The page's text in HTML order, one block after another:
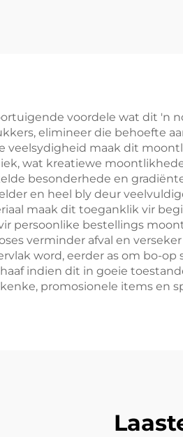
voordele wat dit 'n
elimineer die behoefte
veelsydigheid maak dit
wat kreatiewe
besonderhede en
en heel bly deur
maak dit toeganklik vir
persoonlike bestellings
verminder afval en
word, eerder as om bo-
indien dit in goeie
promosionele items